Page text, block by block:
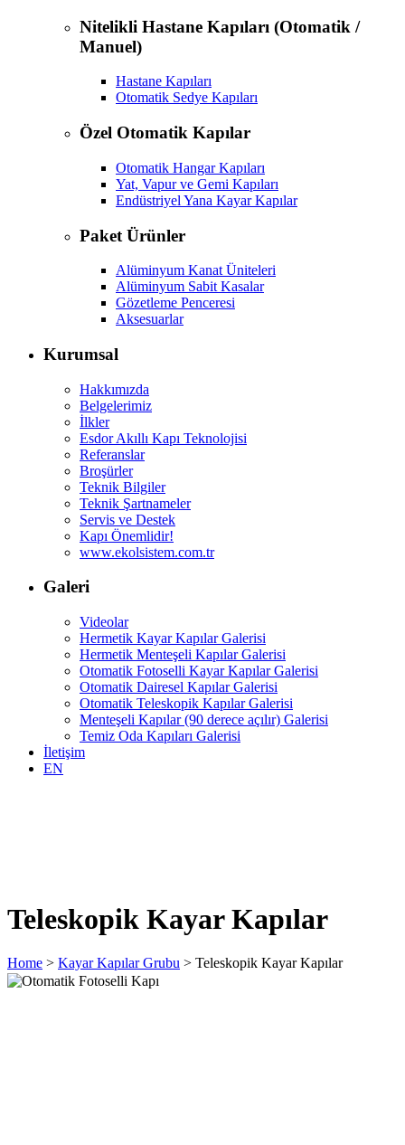
Nitelikli Hastane Kapıları (Otomatik /
Manuel)
Hastane Kapıları
Otomatik Sedye Kapıları
Özel Otomatik Kapılar
Otomatik Hangar Kapıları
Yat, Vapur ve Gemi Kapıları
Endüstriyel Yana Kayar Kapılar
Paket Ürünler
Alüminyum Kanat Üniteleri
Alüminyum Sabit Kasalar
Gözetleme Penceresi
Aksesuarlar
Kurumsal
Hakkımızda
Belgelerimiz
İlkler
Esdor Akıllı Kapı Teknolojisi
Referanslar
Broşürler
Teknik Bilgiler
Teknik Şartnameler
Servis ve Destek
Kapı Önemlidir!
www.ekolsistem.com.tr
Galeri
Videolar
Hermetik Kayar Kapılar Galerisi
Hermetik Menteşeli Kapılar Galerisi
Otomatik Fotoselli Kayar Kapılar Galerisi
Otomatik Dairesel Kapılar Galerisi
Otomatik Teleskopik Kapılar Galerisi
Menteşeli Kapılar (90 derece açılır) Galerisi
Temiz Oda Kapıları Galerisi
İletişim
EN
Teleskopik Kayar Kapılar
Home > Kayar Kapılar Grubu > Teleskopik Kayar Kapılar